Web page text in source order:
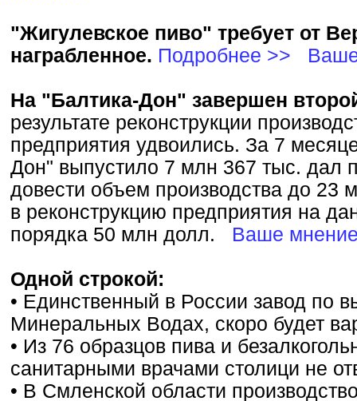
"Жигулевское пиво" требует от
награбленное. Подробнее >>
На "Балтика-Дон" завершен
результате реконструкции
предприятия удвоились. За 7
Дон" выпустило 7 млн 367 тыс. дал
довести объем производства до 23
в реконструкцию предприятия на
порядка 50 млн долл. Ваше
Одной строкой:
• Единственный в России завод по
Минеральных Водах, скоро будет
• Из 76 образцов пива и
санитарными врачами столици не
• В Смленской области